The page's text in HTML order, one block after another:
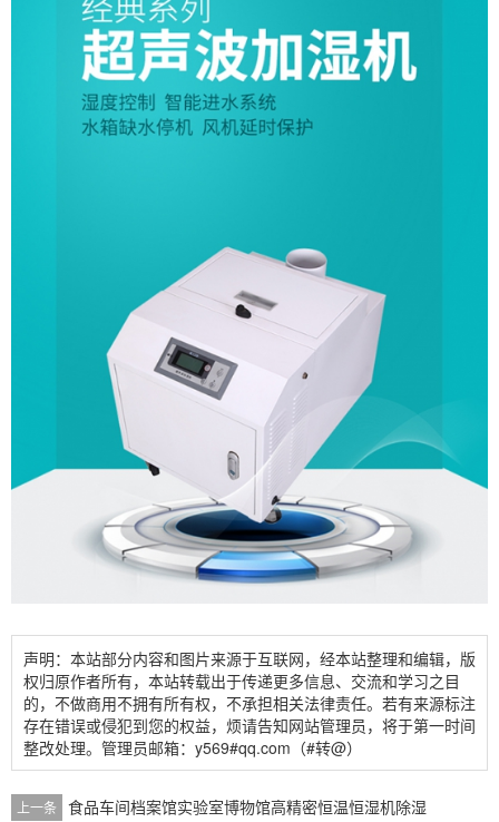
声明：本站部分内容和图片来源于互联网，经本站整理和编辑，版
权归原作者所有，本站转载出于传递更多信息、交流和学习之目
的，不做商用不拥有所有权，不承担相关法律责任。若有来源标注
存在错误或侵犯到您的权益，烦请告知网站管理员，将于第一时间
整改处理。管理员邮箱：y569#qq.com（#转@）
上一条 食品车间档案馆实验室博物馆高精密恒温恒湿机除湿